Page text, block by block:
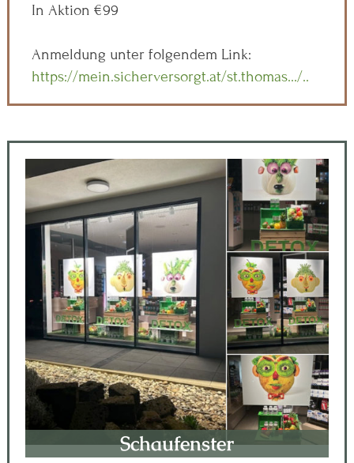
In Aktion €99
Anmeldung unter folgendem Link:
https://mein.sicherversorgt.at/st.thomas.../..
Schaufenster